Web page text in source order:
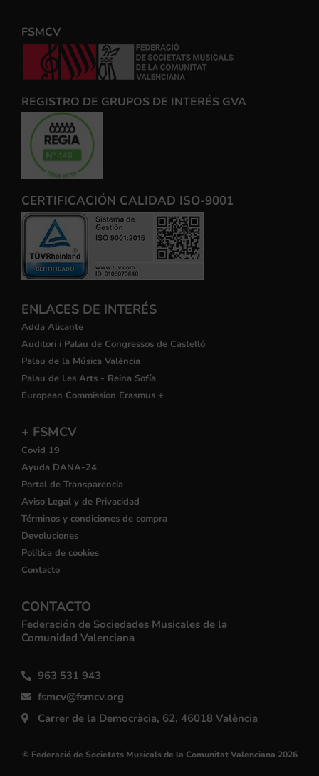
FSMCV
REGISTRO DE GRUPOS DE INTERÉS GVA
CERTIFICACIÓN CALIDAD ISO-9001
ENLACES DE INTERÉS
Adda Alicante
Auditori i Palau de Congressos de Castelló
Palau de la Música València
Palau de Les Arts - Reina Sofía
European Commission Erasmus +
+ FSMCV
Covid 19
Ayuda DANA-24
Portal de Transparencia
Aviso Legal y de Privacidad
Términos y condiciones de compra
Devoluciones
Política de cookies
Contacto
CONTACTO
Federación de Sociedades Musicales de la
Comunidad Valenciana
963 531 943
fsmcv@fsmcv.org
Carrer de la Democràcia, 62, 46018 València
© Federació de Societats Musicals de la Comunitat Valenciana 2026